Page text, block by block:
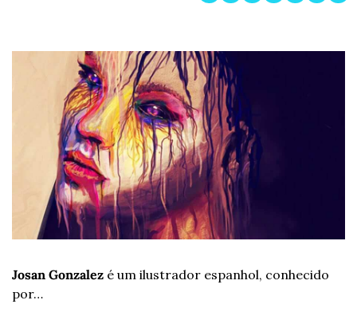
Josan Gonzalez é um ilustrador espanhol, conhecido
por…